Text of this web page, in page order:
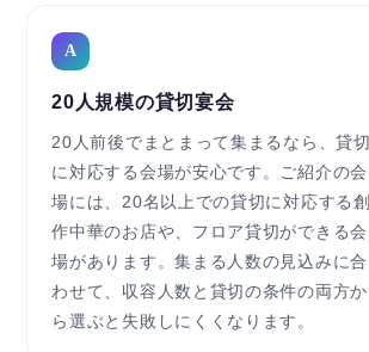
A
20人規模の貸切宴会
20人前後でまとまって集まるなら、貸切
に対応する会場が安心です。ご紹介の会
場には、20名以上での貸切に対応する創
作中華のお店や、フロア貸切ができる会
場があります。集まる人数の見込みに合
わせて、収容人数と貸切の条件の両方か
ら選ぶと失敗しにくくなります。